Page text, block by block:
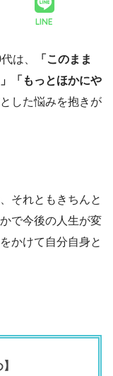
LINE
は、
「このまま
「もっとほかにや
した悩みを抱きが
それともきちんと
で今後の人生が変
かけて自分自身と